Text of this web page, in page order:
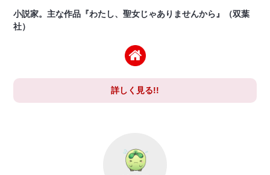
小説家。主な作品『わたし、聖女じゃありませんから』（双葉
社）
詳しく見る!!